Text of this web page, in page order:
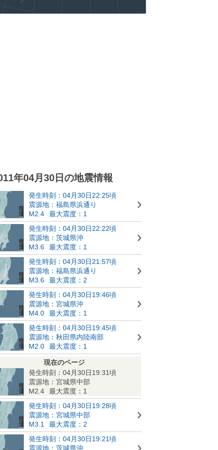
年04月30日の地震情報
発生時刻：04月30日22:25頃
震源地：福島県浜通り
M2.4
最大震度：1
発生時刻：04月30日22:22頃
震源地：茨城県沖
M3.6
最大震度：1
発生時刻：04月30日21:57頃
震源地：福島県浜通り
M3.6
最大震度：2
発生時刻：04月30日19:46頃
震源地：宮城県沖
M4.0
最大震度：1
発生時刻：04月30日19:45頃
震源地：秋田県内陸南部
M2.0
最大震度：1
現在のページ
発生時刻：04月30日19:31頃
震源地：宮城県中部
M2.4
最大震度：1
発生時刻：04月30日19:28頃
震源地：宮城県中部
M3.1
最大震度：2
発生時刻：04月30日19:21頃
震源地：茨城県沖